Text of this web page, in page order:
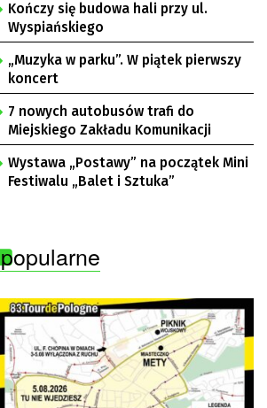
Kończy się budowa hali przy ul.
Wyspiańskiego
„Muzyka w parku”. W piątek pierwszy
koncert
7 nowych autobusów trafi do
Miejskiego Zakładu Komunikacji
Wystawa „Postawy” na początek Mini
Festiwalu „Balet i Sztuka”
popularne